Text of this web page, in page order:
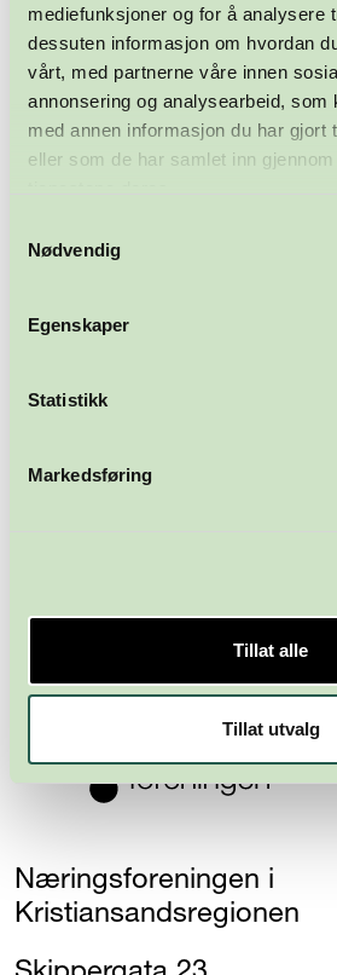
mediefunksjoner og for å analysere
dessuten informasjon om hvordan
vårt, med partnerne våre innen
annonsering og analysearbeid, som
med annen informasjon du har gjort
eller som de har samlet inn
Nødvendig
Egenskaper
Statistikk
Markedsføring
Tillat alle
Tillat utvalg
Næringsforeningen i
Kristiansandsregionen